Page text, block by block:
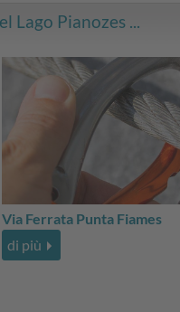
Lago Pianozes ...
Via Ferrata Punta Fiames
di più